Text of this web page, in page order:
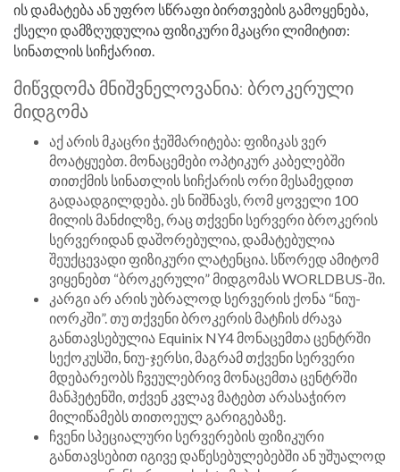
ის დამატება ან უფრო სწრაფი ბირთვების გამოყენება,
ქსელი დამზღუდულია ფიზიკური მკაცრი ლიმიტით:
სინათლის სიჩქარით.
მიწვდომა მნიშვნელოვანია: ბროკერული
მიდგომა
აქ არის მკაცრი ჭეშმარიტება: ფიზიკას ვერ
მოატყუებთ. მონაცემები ოპტიკურ კაბელებში
თითქმის სინათლის სიჩქარის ორი მესამედით
გადაადგილდება. ეს ნიშნავს, რომ ყოველი 100
მილის მანძილზე, რაც თქვენი სერვერი ბროკერის
სერვერიდან დაშორებულია, დამატებულია
შეუქცევადი ფიზიკური ლატენცია. სწორედ ამიტომ
ვიყენებთ “ბროკერული” მიდგომას WORLDBUS-ში.
კარგი არ არის უბრალოდ სერვერის ქონა “ნიუ-
იორკში”. თუ თქვენი ბროკერის მატჩის ძრავა
განთავსებულია Equinix NY4 მონაცემთა ცენტრში
სექოკუსში, ნიუ-ჯერსი, მაგრამ თქვენი სერვერი
მდებარეობს ჩვეულებრივ მონაცემთა ცენტრში
მანჰეტენში, თქვენ კვლავ მატებთ არასაჭირო
მილიწამებს თითოეულ გარიგებაზე.
ჩვენი სპეციალური სერვერების ფიზიკური
განთავსებით იგივე დაწესებულებებში ან უშუალოდ